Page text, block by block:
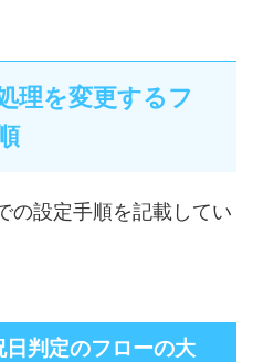
理を変更するフ
の設定手順を記載してい
判定のフローの大